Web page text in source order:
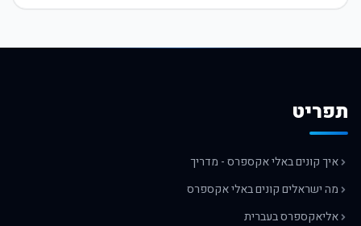
תפריט
איך קונים באלי אקספרס - מדריך
מה ישראלים קונים באלי אקספרס
אליאקספרס בעברית